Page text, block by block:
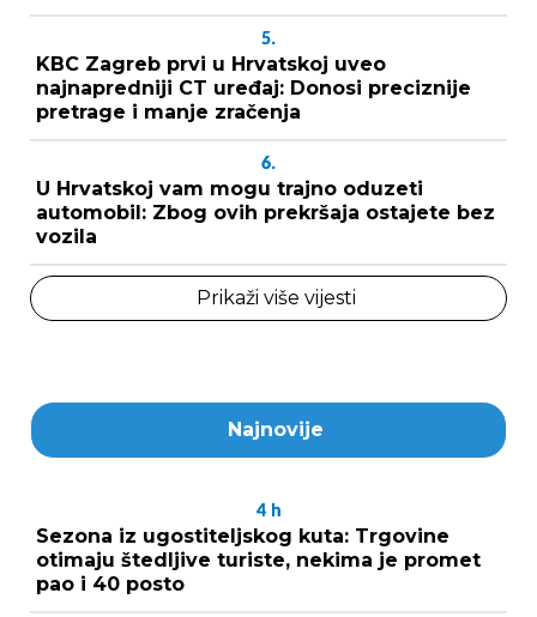
5.
KBC Zagreb prvi u Hrvatskoj uveo
najnapredniji CT uređaj: Donosi preciznije
pretrage i manje zračenja
6.
U Hrvatskoj vam mogu trajno oduzeti
automobil: Zbog ovih prekršaja ostajete bez
vozila
Prikaži više vijesti
Najnovije
4 h
Sezona iz ugostiteljskog kuta: Trgovine
otimaju štedljive turiste, nekima je promet
pao i 40 posto